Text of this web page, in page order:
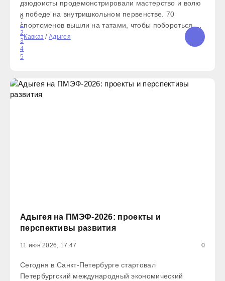
дзюдоисты продемонстрировали мастерство и волю
к победе на внутришкольном первенстве. 70
спортсменов вышли на татами, чтобы побороться за
заветные награды. Поединки отличались
напряженностью и зрелищностью: ребята показали
отличную технику и неукротимое
0
1
2
3
4
5
Кавказ /Адыгея
Адыгея на ПМЭФ-2026: проекты и
перспективы развития
11 июн 2026, 17:47 0
Сегодня в Санкт-Петербурге стартовал
Петербургский международный экономический